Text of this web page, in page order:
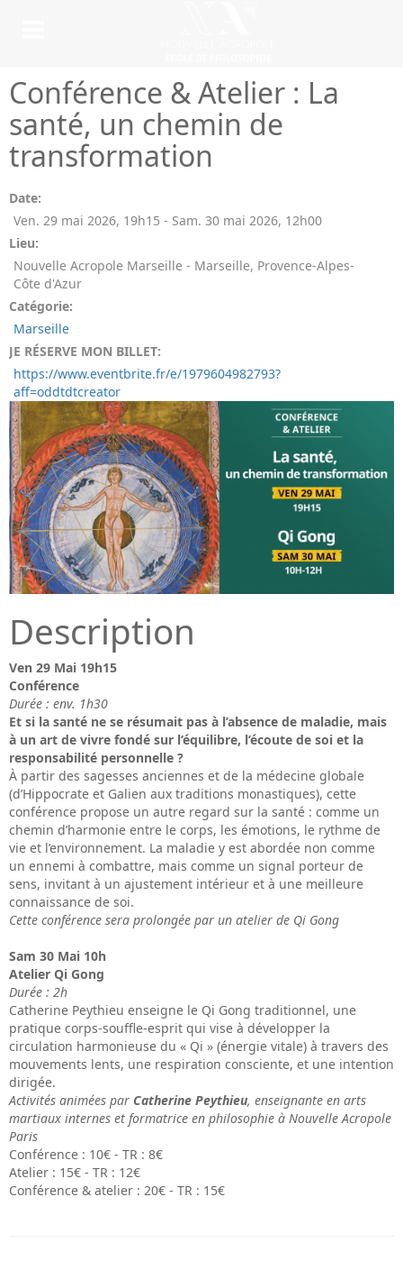
Conférence & Atelier : La
santé, un chemin de
transformation
Date:
Ven. 29 mai 2026, 19h15 - Sam. 30 mai 2026, 12h00
Lieu:
Nouvelle Acropole Marseille - Marseille, Provence-Alpes-
Côte d'Azur
Catégorie:
Marseille
JE RÉSERVE MON BILLET:
https://www.eventbrite.fr/e/1979604982793?
aff=oddtdtcreator
Description
Ven 29 Mai 19h15
Conférence
Durée : env. 1h30
Et si la santé ne se résumait pas à l’absence de maladie, mais
à un art de vivre fondé sur l’équilibre, l’écoute de soi et la
responsabilité personnelle ?
À partir des sagesses anciennes et de la médecine globale
(d’Hippocrate et Galien aux traditions monastiques), cette
conférence propose un autre regard sur la santé : comme un
chemin d’harmonie entre le corps, les émotions, le rythme de
vie et l’environnement. La maladie y est abordée non comme
un ennemi à combattre, mais comme un signal porteur de
sens, invitant à un ajustement intérieur et à une meilleure
connaissance de soi.
Cette conférence sera prolongée par un atelier de Qi Gong
Sam 30 Mai 10h
Atelier Qi Gong
Durée : 2h
Catherine Peythieu enseigne le Qi Gong traditionnel, une
pratique corps-souffle-esprit qui vise à développer la
circulation harmonieuse du « Qi » (énergie vitale) à travers des
mouvements lents, une respiration consciente, et une intention
dirigée.
Activités animées par Catherine Peythieu, enseignante en arts
martiaux internes et formatrice en philosophie à Nouvelle Acropole
Paris
Conférence : 10€ - TR : 8€
Atelier : 15€ - TR : 12€
Conférence & atelier : 20€ - TR : 15€